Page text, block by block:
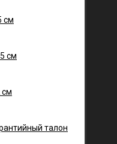
см
см
см
талон